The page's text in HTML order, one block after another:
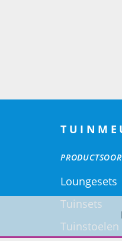
Loungesets
Tuinsets
Tuinstoelen